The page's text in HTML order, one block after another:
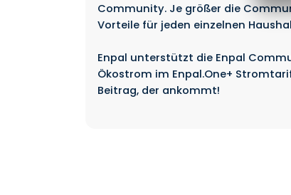
Community. Je größer die
Vorteile für jeden einzelnen
Enpal unterstützt die Enpal
Ökostrom im Enpal.One+
Beitrag, der ankommt!